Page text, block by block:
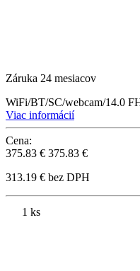
Záruka 24 mesiacov
WiFi/BT/SC/webcam/14.0
Viac informácií
Cena:
375.83 € 375.83 €
313.19 € bez DPH
1 ks